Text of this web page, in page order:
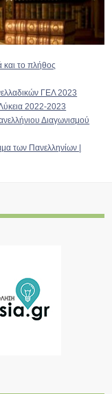
και το πλήθος
ΓΕΛ 2023
2022-2023
Διαγωνισμού
των Πανελληνίων |